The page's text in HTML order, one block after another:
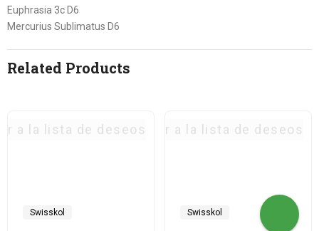
Euphrasia 3c D6
Mercurius Sublimatus D6
Related Products
Swisskol
a la lista de deseos
Swisskol
Agregar a la lista de deseos